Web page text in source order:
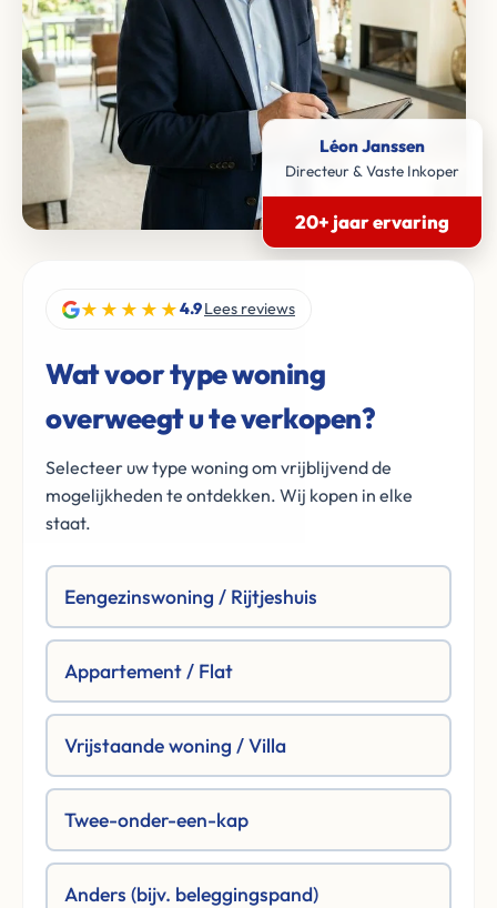
Léon Janssen
Directeur & Vaste Inkoper
20+ jaar ervaring
★★★★★4.9Lees reviews
Wat voor type woning
overweegt u te verkopen?
Selecteer uw type woning om vrijblijvend de
mogelijkheden te ontdekken. Wij kopen in elke
staat.
Eengezinswoning / Rijtjeshuis
Appartement / Flat
Vrijstaande woning / Villa
Twee-onder-een-kap
Anders (bijv. beleggingspand)